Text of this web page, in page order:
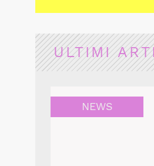
ULTIMI
NEWS